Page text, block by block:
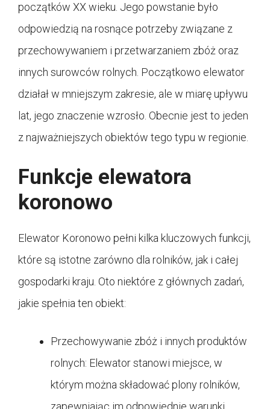
początków XX wieku. Jego powstanie było
odpowiedzią na rosnące potrzeby związane z
przechowywaniem i przetwarzaniem zbóż oraz
innych surowców rolnych. Początkowo elewator
działał w mniejszym zakresie, ale w miarę upływu
lat, jego znaczenie wzrosło. Obecnie jest to jeden
z najważniejszych obiektów tego typu w regionie.
Funkcje elewatora
koronowo
Elewator Koronowo pełni kilka kluczowych funkcji,
które są istotne zarówno dla rolników, jak i całej
gospodarki kraju. Oto niektóre z głównych zadań,
jakie spełnia ten obiekt:
Przechowywanie zbóż i innych produktów
rolnych: Elewator stanowi miejsce, w
którym można składować plony rolników,
zapewniając im odpowiednie warunki